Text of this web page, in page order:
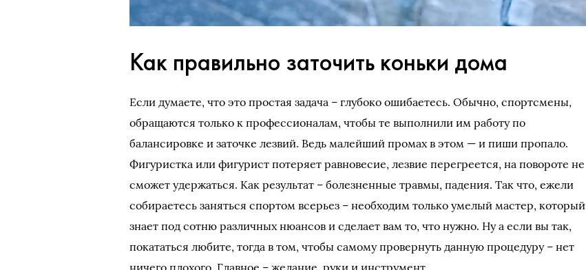
Как правильно заточить коньки дома
Если думаете, что это простая задача – глубоко ошибаетесь. Обычно, спортсмены,
обращаются только к профессионалам, чтобы те выполнили им работу по
балансировке и заточке лезвий. Ведь малейший промах в этом — и пиши пропало.
Фигуристка или фигурист потеряет равновесие, лезвие перегреется, на повороте не
сможет удержаться. Как результат – болезненные травмы, падения. Так что, ежели
собираетесь заняться спортом всерьез – необходим только умелый мастер, который
знает под сотню различных нюансов и сделает вам то, что нужно. Ну а если вы так,
покататься любите, тогда в том, чтобы самому провернуть данную процедуру – нет